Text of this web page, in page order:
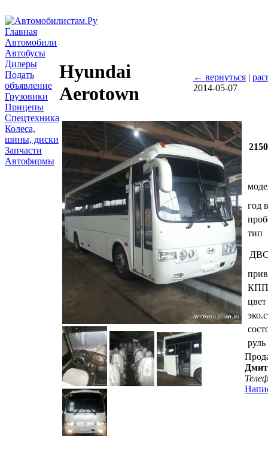
Главная
Автомобили
Автобусы
Дилеры
Подать
объявление
Грузовики
Прицепы
Спецтехника
Колеса,
шины, диски
Запчасти
Автофирмы
Hyundai
Aerotown
← вернуться |
2014-05-07
год
тип
КПП
цвет
руль